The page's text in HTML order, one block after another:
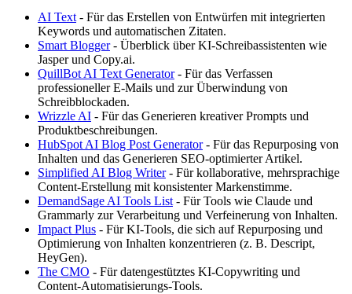
AI Text - Für das Erstellen von Entwürfen mit integrierten
Keywords und automatischen Zitaten.
Smart Blogger- Überblick über KI-Schreibassistenten wie
Jasper und Copy.ai.
QuillBot AI Text Generator- Für das Verfassen
professioneller E-Mails und zur Überwindung von
Schreibblockaden.
Wrizzle AI - Für das Generieren kreativer Prompts und
Produktbeschreibungen.
HubSpot AI Blog Post Generator- Für das Repurposing von
Inhalten und das Generieren SEO-optimierter Artikel.
Simplified AI Blog Writer- Für kollaborative, mehrsprachige
Content-Erstellung mit konsistenter Markenstimme.
DemandSage AI Tools List - Für Tools wie Claude und
Grammarly zur Verarbeitung und Verfeinerung von Inhalten.
Impact Plus - Für KI-Tools, die sich auf Repurposing und
Optimierung von Inhalten konzentrieren (z. B. Descript,
HeyGen).
The CMO - Für datengestütztes KI-Copywriting und
Content-Automatisierungs-Tools.